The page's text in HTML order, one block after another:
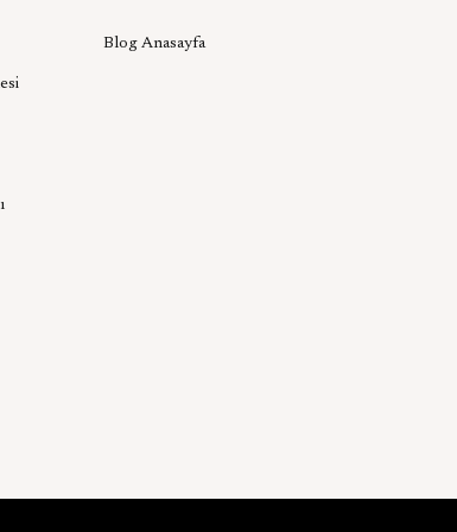
Blog Anasayfa